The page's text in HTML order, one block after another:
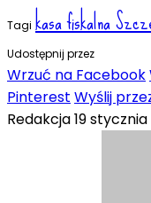
Tagi kasa fiskalna
Udostępnij przez
Wrzuć na Facebook
Pinterest Wyślij
Redakcja19